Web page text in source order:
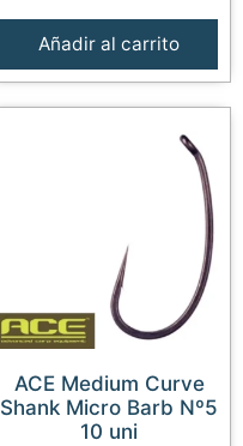
Añadir al carrito
ACE Medium Curve
Shank Micro Barb Nº5
10 uni